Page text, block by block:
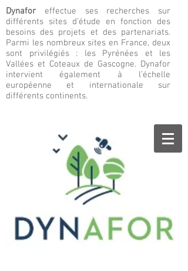
Dynafor effectue ses recherches sur
différents sites d’étude en fonction des
besoins des projets et des partenariats.
Parmi les nombreux sites en France, deux
sont privilégiés : les Pyrénées et les
Vallées et Coteaux de Gascogne. Dynafor
intervient également à l’échelle
européenne et internationale sur
différents continents.